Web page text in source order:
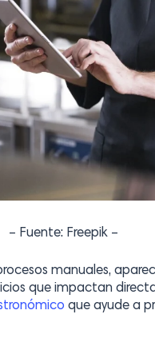
– Fuente: Freepik –
manuales,
que impactan
que ayude a